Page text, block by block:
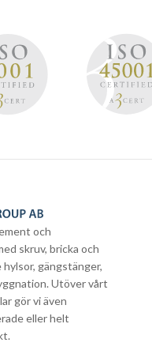
och
skruv, bricka och
gängstänger,
Utöver vårt
gör vi även
eller helt